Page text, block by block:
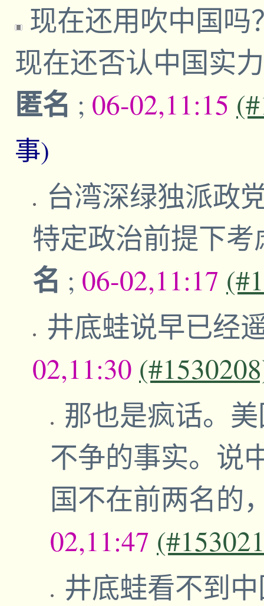
现在还用吹中国吗
现在还否认中国实
匿名 ; 06-02,11:15
事)
台湾深绿独派政
特定政治前提下
名 ; 06-02,11:17
井底蛙说早已经
02,11:30
那也是疯话。
不争的事实。说
国不在前两名的
02,11:47
井底蛙看不到